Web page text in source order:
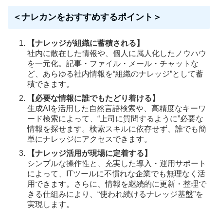
＜ナレカンをおすすめするポイント＞
【ナレッジが組織に蓄積される】
社内に散在した情報や、個人に属人化したノウハウ
を一元化。記事・ファイル・メール・チャットな
ど、あらゆる社内情報を“組織のナレッジ”として蓄
積できます。
【必要な情報に誰でもたどり着ける】
生成AIを活用した自然言語検索や、高精度なキーワ
ード検索によって、“上司に質問するように”必要な
情報を探せます。検索スキルに依存せず、誰でも簡
単にナレッジにアクセスできます。
【ナレッジ活用が現場に定着する】
シンプルな操作性と、充実した導入・運用サポート
によって、ITツールに不慣れな企業でも無理なく活
用できます。さらに、情報を継続的に更新・整理で
きる仕組みにより、“使われ続けるナレッジ基盤”を
実現します。